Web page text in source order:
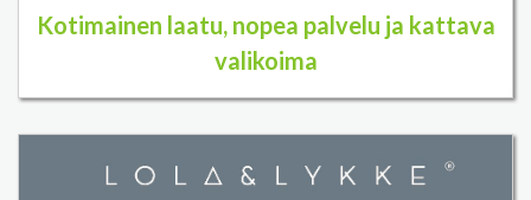
Kotimainen laatu, nopea palvelu ja kattava
valikoima